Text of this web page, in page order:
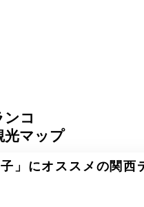
ンコ
光マップ
子」にオススメの関西